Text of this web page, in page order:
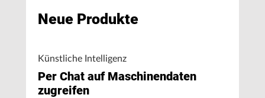
Neue Produkte
Künstliche Intelligenz
Per Chat auf Maschinendaten
zugreifen